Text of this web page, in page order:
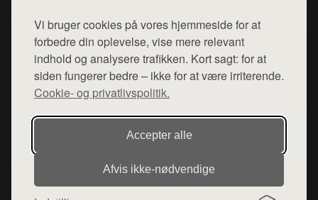
Vi bruger cookies på vores hjemmeside for at
forbedre din oplevelse, vise mere relevant
indhold og analysere trafikken. Kort sagt: for at
siden fungerer bedre – ikke for at være irriterende.
Cookie- og privatlivspolitik.
Accepter alle
Afvis ikke‑nødvendige
Top Rabatter
Blog
Kontakt
Mail: hej@want.dk
Cookie- og privatlivspolitik
Denne side er en del af want.dk, der udgiver en række
hjemmesider med præsentation af forskellige produkter fra
diverse webshops. Der sælges ikke varer fra denne side - vi
varerne på lager.